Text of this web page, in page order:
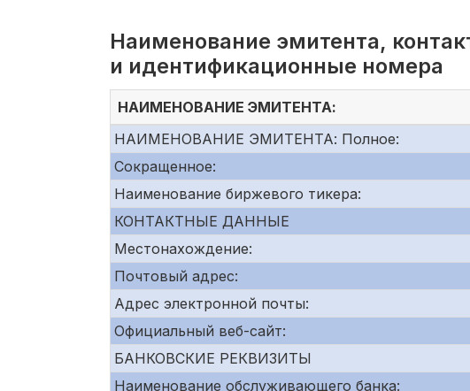
Наименование эмитента,
и идентификационные номера
НАИМЕНОВАНИЕ ЭМИТЕНТА:
НАИМЕНОВАНИЕ ЭМИТЕНТА: Полное:
Сокращенное:
Наименование биржевого тикера:
КОНТАКТНЫЕ ДАННЫЕ
Местонахождение:
Почтовый адрес:
Адрес электронной почты:
Официальный веб-сайт:
БАНКОВСКИЕ РЕКВИЗИТЫ
Наименование обслуживающего банка: